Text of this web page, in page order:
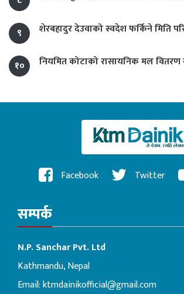
९ शेरबहादुर देउवाको स्वदेश फर्किने मिति
१० नियमित कोटाको रासायनिक मल
Facebook Twitter
सम्पर्क
N.P. Sanchar Pvt. Ltd
Kathmandu, Nepal
Email:ktmdainikofficial@gmail.com